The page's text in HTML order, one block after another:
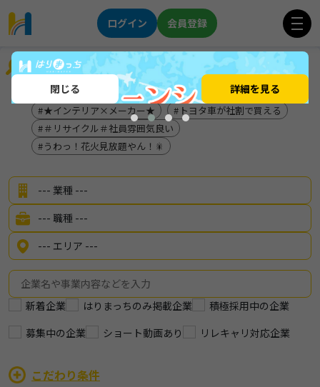
ログイン 会員登録
企業を探す
前年度賞与実積：5.2か月
賞与6か月/離職率4.3%
★インテリア×メーカー★
トヨタ車が社割で買える
＃リサイクル＃社員雰囲気良い
うわっ！花火見放題やん！🎇
新着企業 はりまっちのみ掲載企業
積極採用中の企業
募集中の企業
ショート動画あり リレキャリ対応企業
こだわり条件
閉じる 詳細を見る